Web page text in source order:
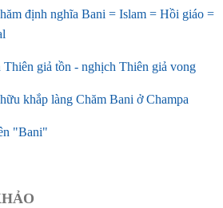
định nghĩa Bani = Islam = Hồi giáo =
giả tồn - nghịch Thiên giả vong
khắp làng Chăm Bani ở Champa
"Bani"